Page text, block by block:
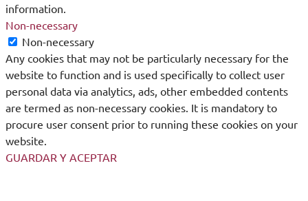
information.
Non-necessary
Non-necessary
Any cookies that may not be particularly necessary for the
website to function and is used specifically to collect user
personal data via analytics, ads, other embedded contents
are termed as non-necessary cookies. It is mandatory to
procure user consent prior to running these cookies on your
website.
GUARDAR Y ACEPTAR